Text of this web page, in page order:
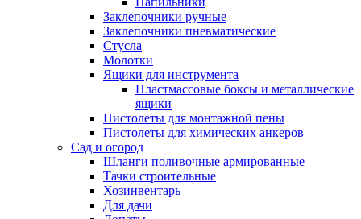
Заклепочники ручные
Заклепочники пневматические
Стусла
Молотки
Ящики для инструмента
Пластмассовые боксы и металлические
ящики
Пистолеты для монтажной пены
Пистолеты для химических анкеров
Сад и огород
Шланги поливочные армированные
Тачки строительные
Хозинвентарь
Для дачи